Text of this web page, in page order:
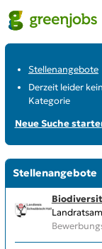
Stellenangebote
Derzeit leider
Kategorie
Neue Suche
Stellenangebote